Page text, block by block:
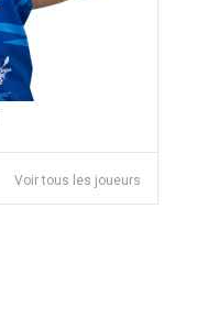
Voir tous les joueurs